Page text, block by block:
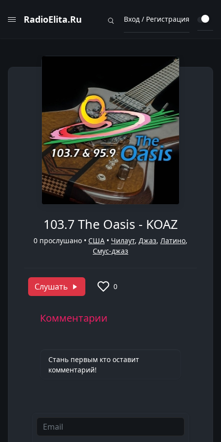
RadioElita.Ru Вход / Регистрация
103.7 The Oasis - KOAZ
0 прослушано • США • Чилаут, Джаз, Латино,
Смус-джаз
Слушать 0
Комментарии
Стань первым кто оставит
комментарий!